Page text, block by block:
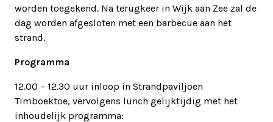
worden toegekend. Na terugkeer in Wijk aan Zee zal de
dag worden afgesloten met een barbecue aan het
strand.
Programma
12.00 – 12.30 uur inloop in Strandpaviljoen
Timboektoe, vervolgens lunch gelijktijdig met het
inhoudelijk programma: